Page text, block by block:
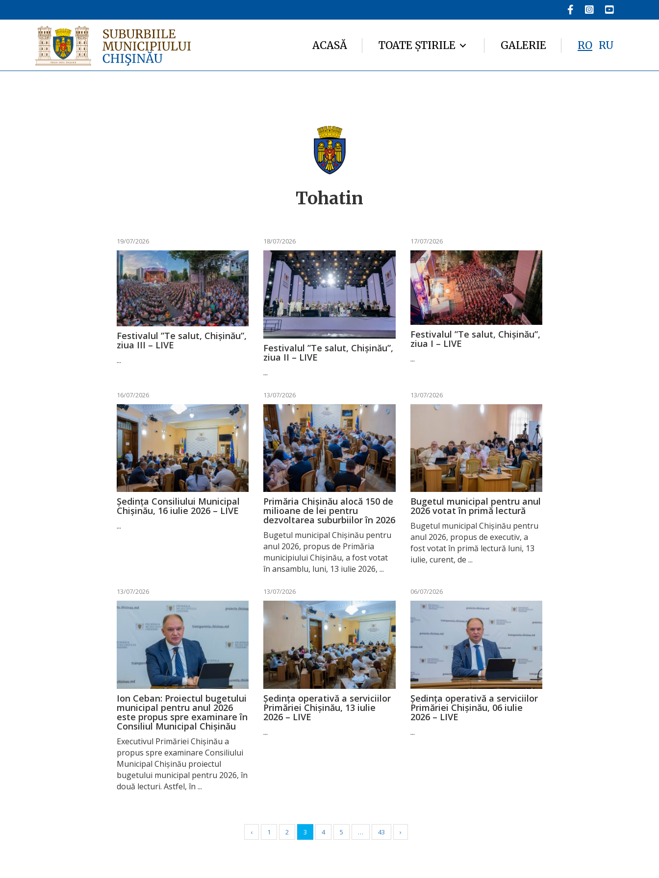
ACASĂ TOATE ȘTIRILE GALERIE RO RU
Tohatin
19/07/2026
Festivalul ”Te salut, Chișinău”,
ziua III – LIVE
...
18/07/2026
Festivalul ”Te salut, Chișinău”,
ziua II – LIVE
...
17/07/2026
Festivalul ”Te salut, Chișinău”,
ziua I – LIVE
...
16/07/2026
Ședința Consiliului Municipal
Chișinău, 16 iulie 2026 – LIVE
...
13/07/2026
Primăria Chișinău alocă 150 de
milioane de lei pentru
dezvoltarea suburbiilor în 2026
Bugetul municipal Chișinău pentru
anul 2026, propus de Primăria
municipiului Chișinău, a fost votat
în ansamblu, luni, 13 iulie 2026, ...
13/07/2026
Bugetul municipal pentru anul
2026 votat în primă lectură
Bugetul municipal Chișinău pentru
anul 2026, propus de executiv, a
fost votat în primă lectură luni, 13
iulie, curent, de ...
13/07/2026
Ion Ceban: Proiectul bugetului
municipal pentru anul 2026
este propus spre examinare în
Consiliul Municipal Chișinău
Executivul Primăriei Chișinău a
propus spre examinare Consiliului
Municipal Chișinău proiectul
bugetului municipal pentru 2026, în
două lecturi. Astfel, în ...
13/07/2026
Ședința operativă a serviciilor
Primăriei Chișinău, 13 iulie
2026 – LIVE
...
06/07/2026
Ședința operativă a serviciilor
Primăriei Chișinău, 06 iulie
2026 – LIVE
...
‹ 1 2 3 4 5 … 43 ›